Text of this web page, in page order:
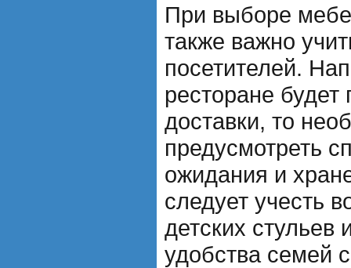
При выборе
также важно
посетителей.
ресторане будет
доставки, то
предусмотреть
ожидания и
следует учесть
детских стульев
удобства семей